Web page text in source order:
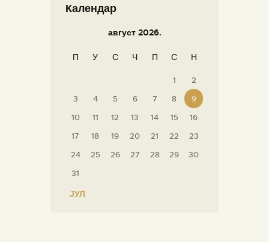
Календар
август 2026.
П У С Ч П С Н
1
2
3
4 5 6 7 8
9
10
11 12 13 14 15
16
17
18 19 20 21 22
23
24
25 26 27 28 29
30
31
« ЈУЛ